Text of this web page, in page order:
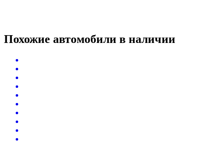
Похожие автомобили в наличии